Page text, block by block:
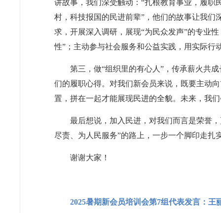
讲故事，我们深受触动：“扎根教育事业，履职
村，科技报国的民进前辈”，他们的故事让我们
求，开展深入调研，展现“为民众发声”的专业
性”；主动参与社会服务和公益实践，用实际行
第三，做“组织里的有心人”，传承薪火共
们的履职心得。对我们新会员来说，既要主动
置，拼在一起才能展现民进的全貌。未来，我
最后想说，加入民进，对我们而言是荣誉
尽责、为人民服务”的路上，一步一个脚印走
谢谢大家！
2025暑期新会员培训会第7组代表发言：